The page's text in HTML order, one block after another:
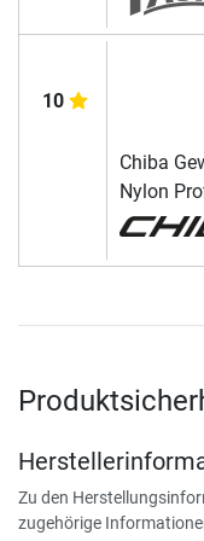
10
Chiba
Nylon
Zu den
zugehörige